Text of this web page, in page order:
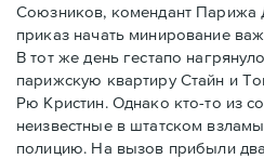
Союзников, комендант Парижа
приказ начать минирование
В тот же день гестапо
парижскую квартиру Стайн и
Рю Кристин. Однако кто-то из
неизвестные в штатском
полицию. На вызов прибыли